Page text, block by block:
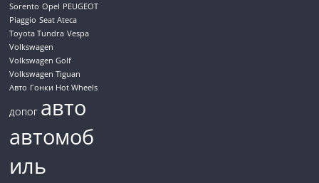
Sorento Opel PEUGEOT
Piaggio Seat Ateca
Toyota Tundra Vespa
Volkswagen
Volkswagen Golf
Volkswagen Tiguan
Авто Гонки Hot Wheels
ДОПОГ авто
автомоб
иль